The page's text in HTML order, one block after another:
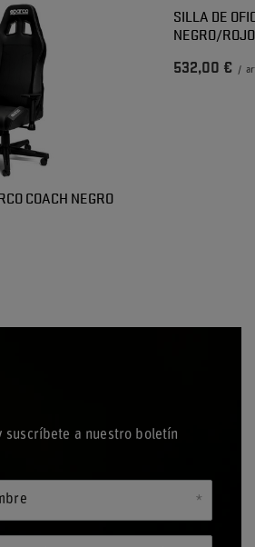
COACH NEGRO
SILLA DE
NEGRO/ROJO
532,00 € /
suscríbete a nuestro boletín